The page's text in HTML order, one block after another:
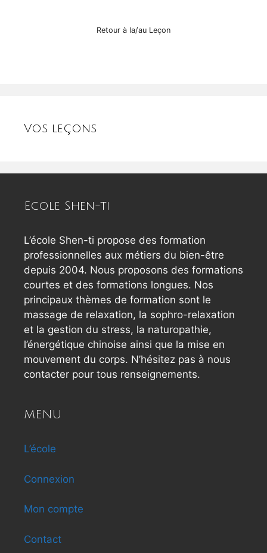
Retour à la/au Leçon
Vos leçons
Ecole Shen-ti
L’école Shen-ti propose des formation
professionnelles aux métiers du bien-être
depuis 2004. Nous proposons des formations
courtes et des formations longues. Nos
principaux thèmes de formation sont le
massage de relaxation, la sophro-relaxation
et la gestion du stress, la naturopathie,
l’énergétique chinoise ainsi que la mise en
mouvement du corps. N’hésitez pas à nous
contacter pour tous renseignements.
MENU
L’école
Connexion
Mon compte
Contact